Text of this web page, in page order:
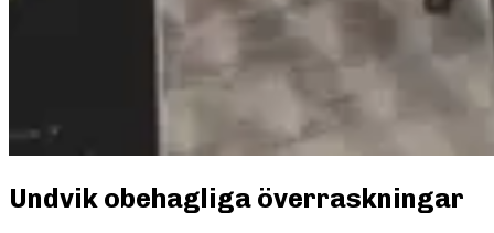
Undvik obehagliga överraskningar